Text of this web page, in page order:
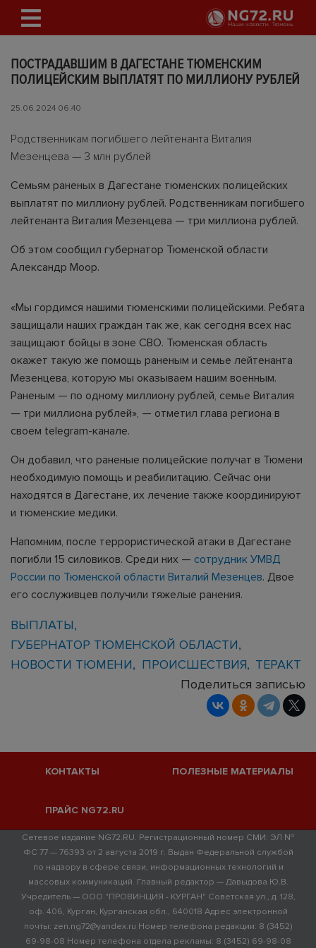
ПОСТРАДАВШИМ В ДАГЕСТАНЕ ТЮМЕНСКИМ
ПОЛИЦЕЙСКИМ ВЫПЛАТЯТ ПО МИЛЛИОНУ РУБЛЕЙ
25.06.2024 06:40
Родственникам погибшего лейтенанта Виталия
Мезенцева — 3 млн рублей
Семьям раненых в Дагестане тюменских полицейских
выплатят по миллиону рублей. Родственникам погибшего
лейтенанта Виталия Мезенцева — три миллиона рублей.
Об этом сообщил губернатор Тюменской области
Александр Моор.
«Мы гордимся нашими тюменскими полицейскими. Ребята
защищали наших граждан так же, как сегодня всех нас
защищают бойцы в зоне СВО. Тюменская область
окажет такую же помощь раненым и семье лейтенанта
Мезенцева, которую мы оказываем нашим военным.
Раненым — по одному миллиону рублей, семье Виталия
— три миллиона рублей», — отметил глава региона в
своем telegram-канале.
Он добавил, что раненые полицейские получат в Тюмени
необходимую помощь и реабилитацию. Сейчас они
находятся в Дагестане, их лечение также координируют
и тюменские медики.
Напомним, после террористической атаки в Дагестане
погибли 15 силовиков. Среди них — сотрудник УМВД
России по Тюменской области Виталий Мезенцев. Двое
его сослуживцев получили тяжелые ранения.
ВЫПЛАТЫ
ГУБЕРНАТОР ТЮМЕНСКОЙ ОБЛАСТИ
НОВОСТИ ТЮМЕНИ
ПРОИСШЕСТВИЯ
ТЕРАКТ
Поделиться записью
КОНТАКТЫ ПОЛЕЗНЫЕ МАТЕРИАЛЫ
ПРАЙС NG72.RU
Сетевое издание NG72.RU. Регистрационный номер СМИ: ЭЛ №
ФС 77 — 76393 от 2 августа 2019 г. Выдан Федеральной службой
по надзору в сфере связи, информационных технологий и
массовых коммуникаций. Главный редактор — Давыдова Ю.В.
Учредитель — ООО "ПРОВИНЦИЯ - КУРГАН" Советская ул., д. 128,
оф. 406, Курган, Курганская обл., 640018 Адрес электронной
почты: zen.ng72@yandex.ru Номер телефона редакции: 8 (3452)
69-98-08 Номер телефона отдела рекламы: 8 (3452) 69-98-08